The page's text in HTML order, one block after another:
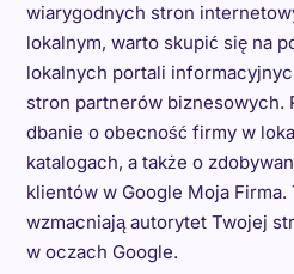
wiarygodnych stron
lokalnym, warto skupić się na
lokalnych portali
stron partnerów biznesowych.
dbanie o obecność firmy w
katalogach, a także o
klientów w Google Moja Firma.
wzmacniają autorytet Twojej
w oczach Google.